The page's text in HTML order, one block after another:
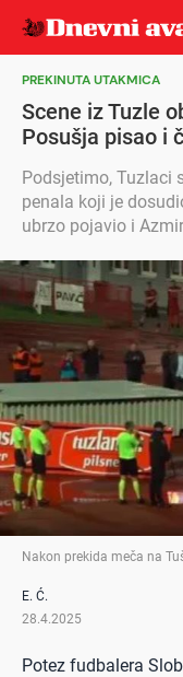
PREKINUTA UTAKMICA
Scene iz Tuzle
Posušja pisao i
Podsjetimo, Tuzlaci
penala koji je
ubrzo pojavio i
Nakon prekida meča na
E. Ć.
28.4.2025
Potez fudbalera